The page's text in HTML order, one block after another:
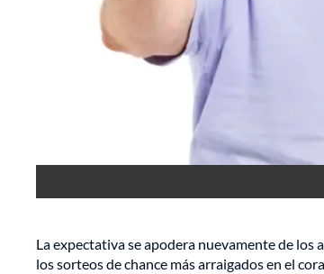
La expectativa se apodera nuevamente de los
los sorteos de chance más arraigados en el